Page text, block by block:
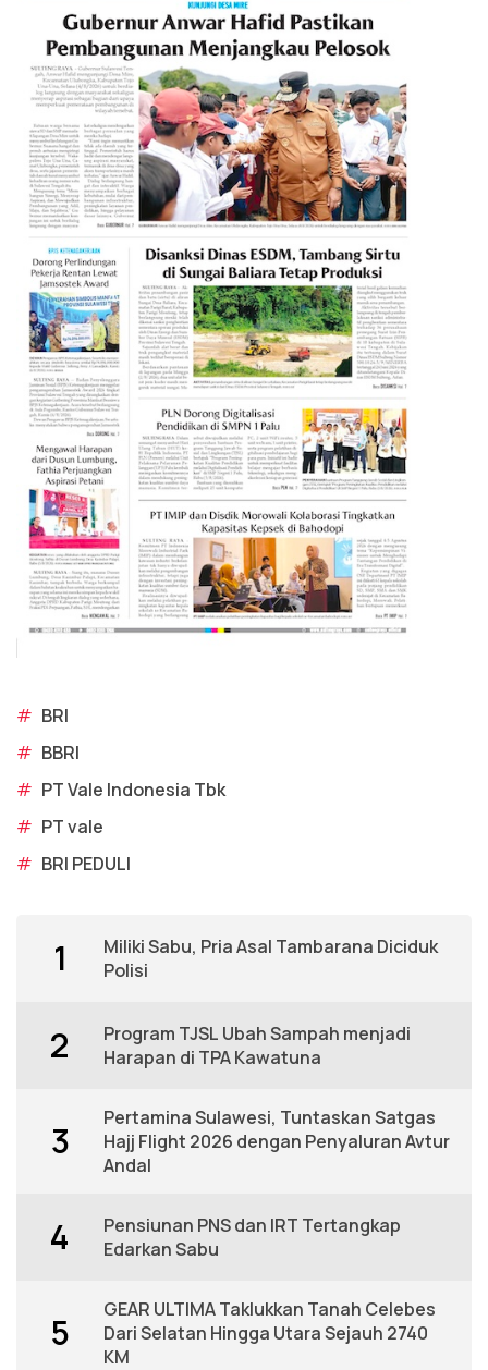
# BRI
# BBRI
# PT Vale Indonesia Tbk
# PT vale
# BRI PEDULI
1
Miliki Sabu, Pria Asal Tambarana Diciduk
Polisi
2
Program TJSL Ubah Sampah menjadi
Harapan di TPA Kawatuna
3
Pertamina Sulawesi, Tuntaskan Satgas
Hajj Flight 2026 dengan Penyaluran Avtur
Andal
4
Pensiunan PNS dan IRT Tertangkap
Edarkan Sabu
5
GEAR ULTIMA Taklukkan Tanah Celebes
Dari Selatan Hingga Utara Sejauh 2740
KM